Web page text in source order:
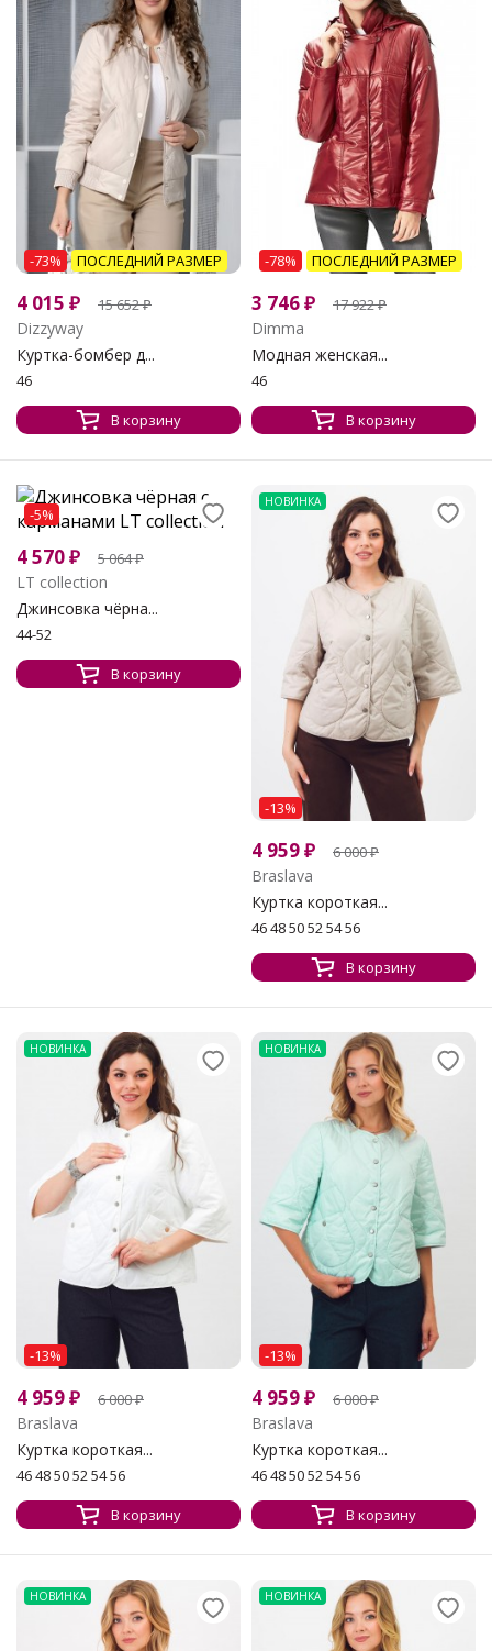
-73% ПОСЛЕДНИЙ РАЗМЕР
4 015 ₽ 15 652₽
Dizzyway
Куртка-бомбер д...
46
В корзину
-78% ПОСЛЕДНИЙ РАЗМЕР
3 746₽ 17 922₽
Dimma
Модная женская...
46
В корзину
-5%
4 570₽ 5 064₽
LT collection
Джинсовка чёрна...
44-52
В корзину
НОВИНКА
-13%
4 959₽ 6 000₽
Braslava
Куртка короткая...
46 48 50 52 54 56
В корзину
НОВИНКА
-13%
4 959₽ 6 000₽
Braslava
Куртка короткая...
46 48 50 52 54 56
В корзину
НОВИНКА
-13%
4 959₽ 6 000₽
Braslava
Куртка короткая...
46 48 50 52 54 56
В корзину
НОВИНКА НОВИНКА